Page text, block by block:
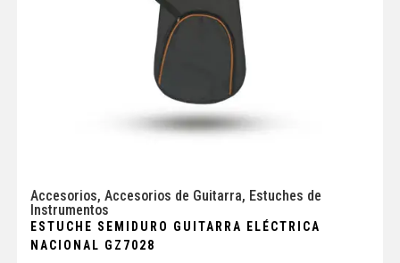
Accesorios, Accesorios de Guitarra, Estuches de
Instrumentos
ESTUCHE SEMIDURO GUITARRA ELÉCTRICA
NACIONAL GZ7028